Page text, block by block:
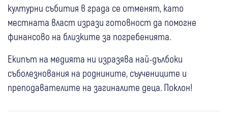
културни събития в града се отменят, като
местната власт изрази готовност да помогне
финансово на близките за погребенията.
Екипът на медията ни изразява най-дълбоки
съболезнования на роднините, съучениците и
преподавателите на загиналите деца. Поклон!